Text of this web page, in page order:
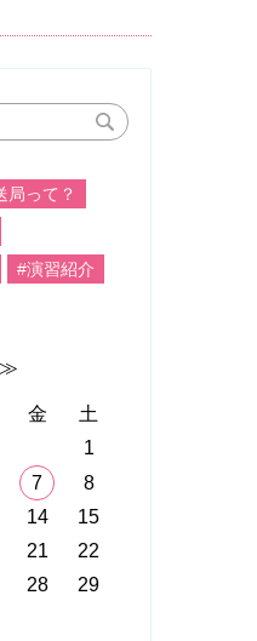
局って？
#演習紹介
金
土
1
7
8
14
15
21
22
28
29